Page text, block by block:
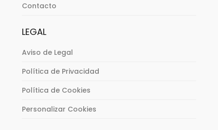
Contacto
LEGAL
Aviso de Legal
Política de Privacidad
Política de Cookies
Personalizar Cookies